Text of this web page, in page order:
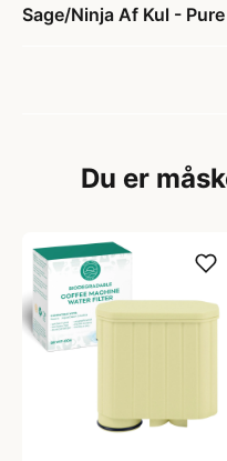
Sage/Ninja Af Kul -
Du er